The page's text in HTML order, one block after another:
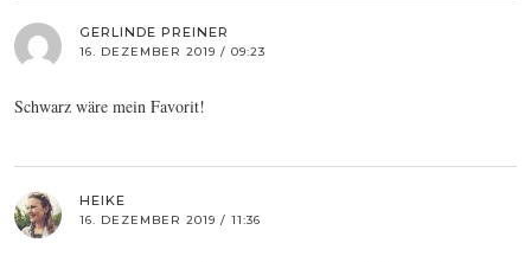
GERLINDE PREINER
16. DEZEMBER 2019 / 09:23
Schwarz wäre mein Favorit!
HEIKE
16. DEZEMBER 2019 / 11:36